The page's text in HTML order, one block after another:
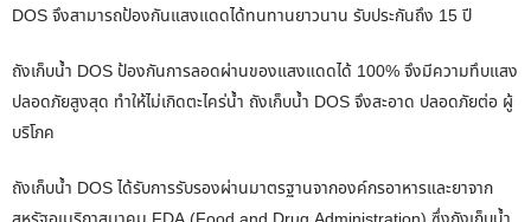
DOS จึงสามารถป้องกันแสงแดดได้ทนทานยาวนาน รับประกันถึง 15 ปี
ถังเก็บน้ำ DOS ป้องกันการลอดผ่านของแสงแดดได้ 100% จึงมีความทึบแสง
ปลอดภัยสูงสุด ทำให้ไม่เกิดตะไคร่น้ำ ถังเก็บน้ำ DOS จึงสะอาด ปลอดภัยต่อ ผู้
บริโภค
ถังเก็บน้ำ DOS ได้รับการรับรองผ่านมาตรฐานจากองค์กรอาหารและยาจาก